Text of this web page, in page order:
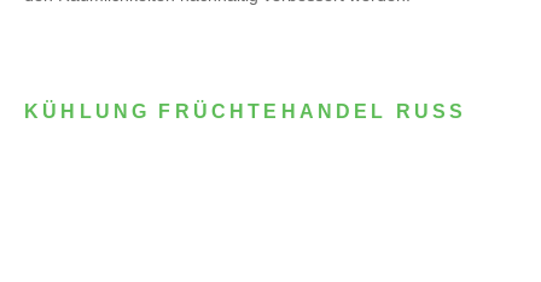
KÜHLUNG FRÜCHTEHANDEL RUSS